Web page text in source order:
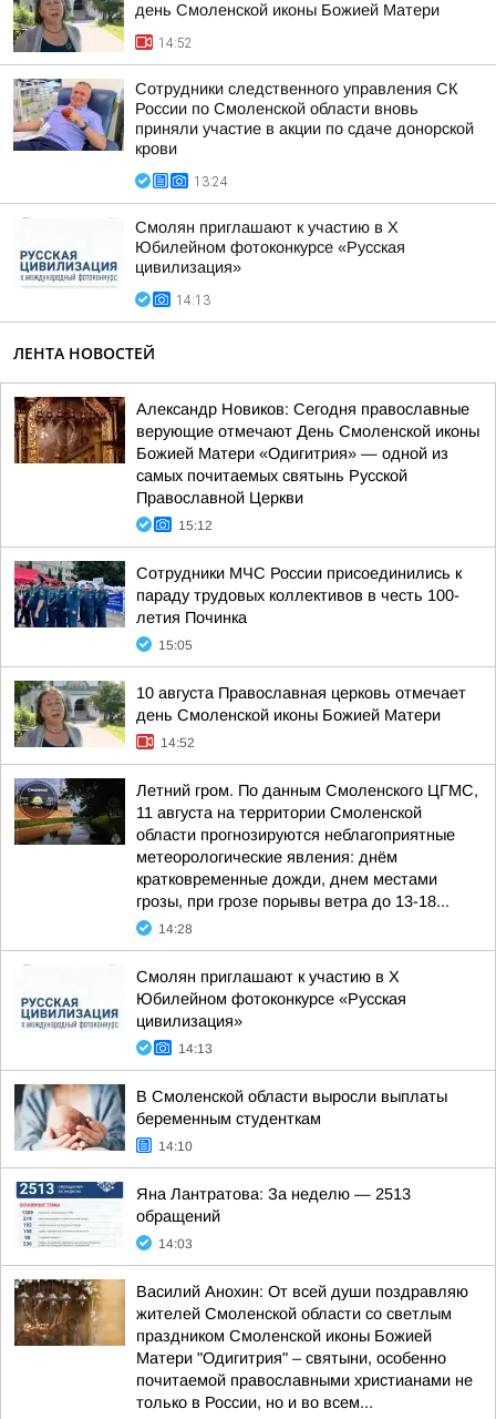
день Смоленской иконы Божией Матери
14:52
Сотрудники следственного управления СК
России по Смоленской области вновь
приняли участие в акции по сдаче донорской
крови
13:24
Смолян приглашают к участию в X
Юбилейном фотоконкурсе «Русская
цивилизация»
14:13
ЛЕНТА НОВОСТЕЙ
Александр Новиков: Сегодня православные
верующие отмечают День Смоленской иконы
Божией Матери «Одигитрия» — одной из
самых почитаемых святынь Русской
Православной Церкви
15:12
Сотрудники МЧС России присоединились к
параду трудовых коллективов в честь 100-
летия Починка
15:05
10 августа Православная церковь отмечает
день Смоленской иконы Божией Матери
14:52
Летний гром. По данным Смоленского ЦГМС,
11 августа на территории Смоленской
области прогнозируются неблагоприятные
метеорологические явления: днём
кратковременные дожди, днем местами
грозы, при грозе порывы ветра до 13-18...
14:28
Смолян приглашают к участию в X
Юбилейном фотоконкурсе «Русская
цивилизация»
14:13
В Смоленской области выросли выплаты
беременным студенткам
14:10
Яна Лантратова: За неделю — 2513
обращений
14:03
Василий Анохин: От всей души поздравляю
жителей Смоленской области со светлым
праздником Смоленской иконы Божией
Матери "Одигитрия" – святыни, особенно
почитаемой православными христианами не
только в России, но и во всем...